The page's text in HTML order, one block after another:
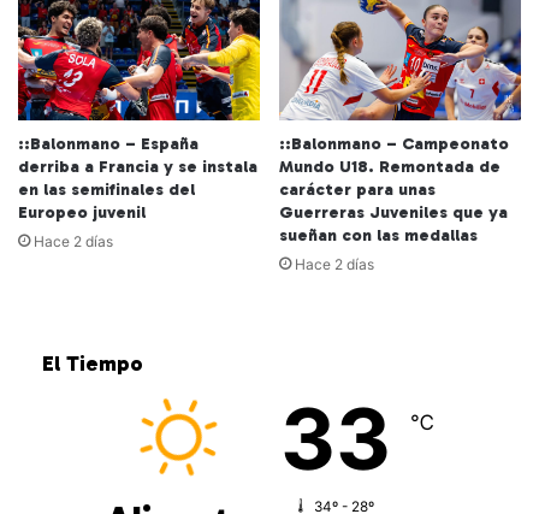
::Balonmano – España
derriba a Francia y se instala
en las semifinales del
Europeo juvenil
Hace 2 días
::Balonmano – Campeonato
Mundo U18. Remontada de
carácter para unas
Guerreras Juveniles que ya
sueñan con las medallas
Hace 2 días
El Tiempo
33 ℃
34º - 28º